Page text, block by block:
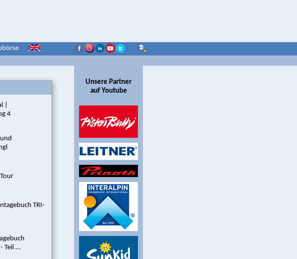
Unsere Partner
auf Youtube
|
4
TRI-
Teil ...